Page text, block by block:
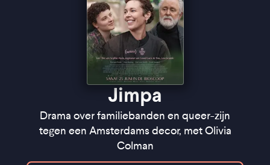
Jimpa
Drama over familiebanden en queer-zijn
tegen een Amsterdams decor, met Olivia
Colman